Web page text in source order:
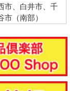
市、白井市、千
（南部）